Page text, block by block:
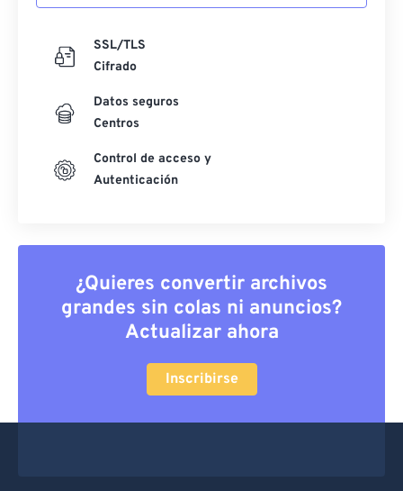
SSL/TLS
Cifrado
Datos seguros
Centros
Control de acceso y
Autenticación
¿Quieres convertir archivos
grandes sin colas ni anuncios?
Actualizar ahora
Inscribirse